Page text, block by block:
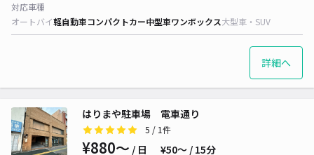
対応車種
オートバイ軽自動車コンパクトカー中型車ワンボックス大型車・SUV
詳細へ
はりまや駐車場 電車通り
5 / 1件
¥880〜 / 日 ¥50〜 / 15分